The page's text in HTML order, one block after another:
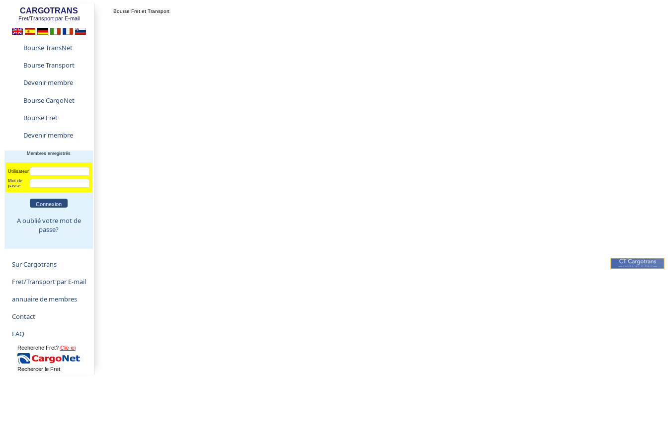
CARGOTRANS
Fret/Transport par E-mail
Bourse TransNet
Bourse Transport
Devenir membre
Bourse CargoNet
Bourse Fret
Devenir membre
Membres enregistrés
Utilisateur
Mot de
passe
A oublié votre mot de
passe?
Sur Cargotrans
Fret/Transport par E-mail
annuaire de membres
Contact
FAQ
Recherche Fret? Clic ici
Rechercer le Fret
Bourse Fret et Transport